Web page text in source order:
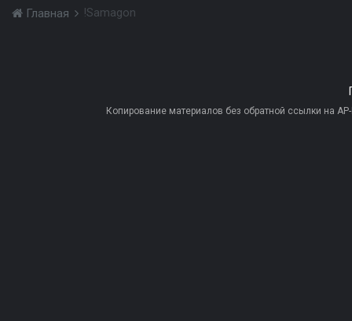
Главная !Samagon
Копирование материалов без обратной ссылки на